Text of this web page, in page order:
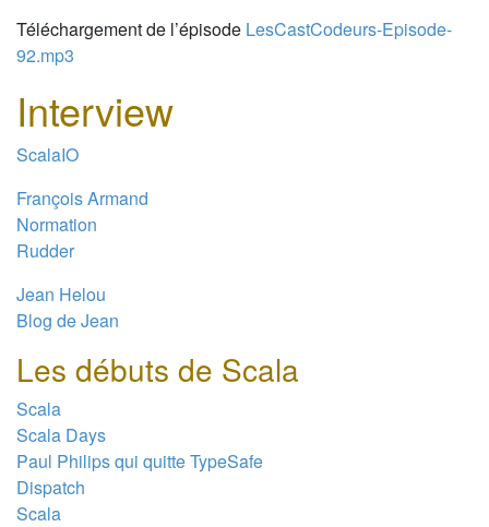
Téléchargement de l’épisode LesCastCodeurs-Episode-
92.mp3
Interview
ScalaIO
François Armand
Normation
Rudder
Jean Helou
Blog de Jean
Les débuts de Scala
Scala
Scala Days
Paul Philips qui quitte TypeSafe
Dispatch
Scala